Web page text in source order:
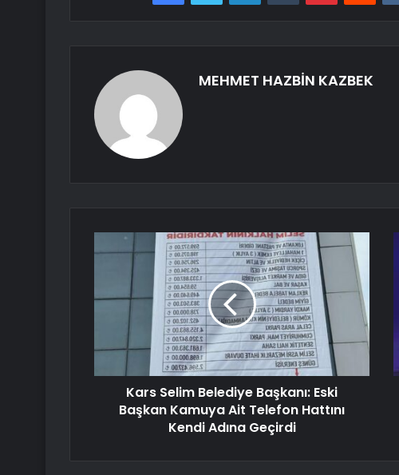
MEHMET HAZBİN KAZBEK
Kars Selim Belediye Başkanı: Eski
Başkan Kamuya Ait Telefon Hattını
Kendi Adına Geçirdi